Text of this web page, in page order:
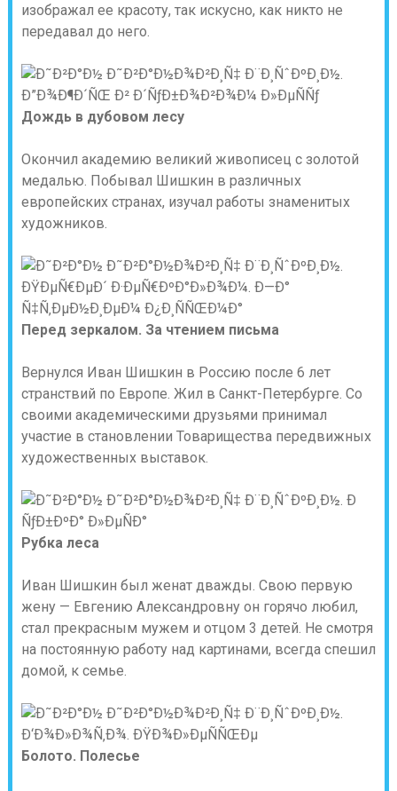
изображал ее красоту, так искусно, как никто не
передавал до него.
Дождь в дубовом лесу
Окончил академию великий живописец с золотой
медалью. Побывал Шишкин в различных
европейских странах, изучал работы знаменитых
художников.
Перед зеркалом. За чтением письма
Вернулся Иван Шишкин в Россию после 6 лет
странствий по Европе. Жил в Санкт-Петербурге. Со
своими академическими друзьями принимал
участие в становлении Товарищества передвижных
художественных выставок.
Рубка леса
Иван Шишкин был женат дважды. Свою первую
жену — Евгению Александровну он горячо любил,
стал прекрасным мужем и отцом 3 детей. Не смотря
на постоянную работу над картинами, всегда спешил
домой, к семье.
Болото. Полесье